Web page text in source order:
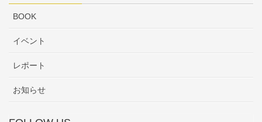
BOOK
イベント
レポート
お知らせ